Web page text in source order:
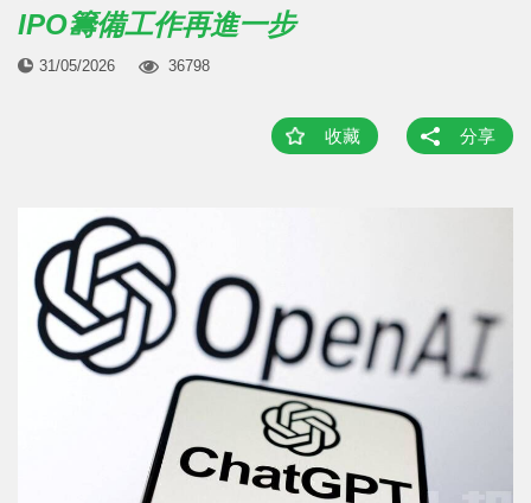
IPO籌備工作再進一步
31/05/2026 36798
收藏 分享